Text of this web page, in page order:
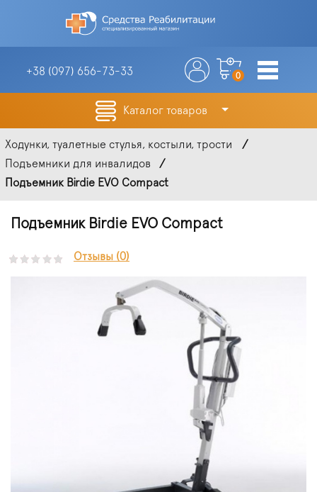
+38 (097) 656-73-33 0
Каталог товаров
Ходунки, туалетные стулья, костыли, трости
Подъемники для инвалидов
Подъемник Birdie EVO Compact
Подъемник Birdie EVO Compact
Отзывы (0)